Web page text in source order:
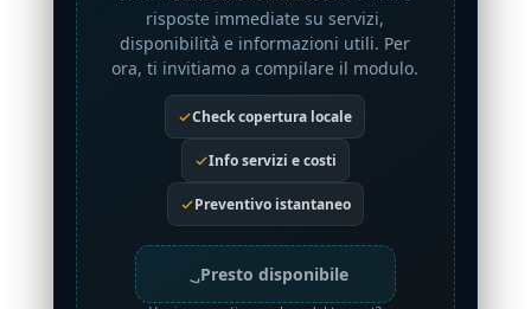
risposte immediate su servizi,
disponibilità e informazioni utili. Per
ora, ti invitiamo a compilare il modulo.
Check copertura locale
Info servizi e costi
Preventivo istantaneo
Presto disponibile